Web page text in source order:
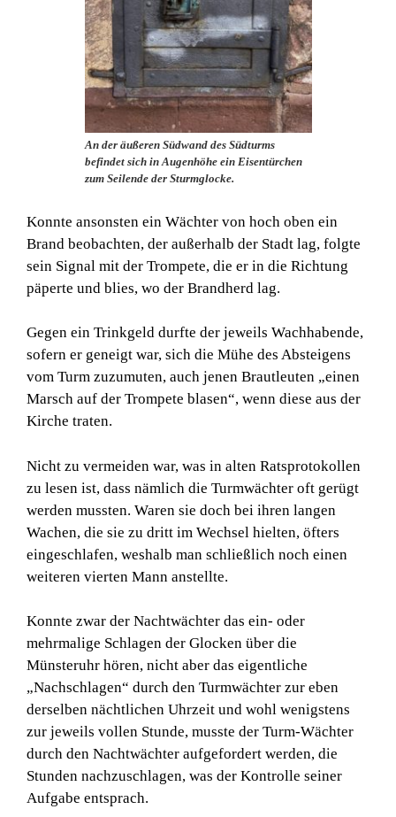
An der äußeren Südwand des Südturms
befindet sich in Augenhöhe ein Eisentürchen
zum Seilende der Sturmglocke.
Konnte ansonsten ein Wächter von hoch oben ein
Brand beobachten, der außerhalb der Stadt lag, folgte
sein Signal mit der Trompete, die er in die Richtung
päperte und blies, wo der Brandherd lag.
Gegen ein Trinkgeld durfte der jeweils Wachhabende,
sofern er geneigt war, sich die Mühe des Absteigens
vom Turm zuzumuten, auch jenen Brautleuten „einen
Marsch auf der Trompete blasen“, wenn diese aus der
Kirche traten.
Nicht zu vermeiden war, was in alten Ratsprotokollen
zu lesen ist, dass nämlich die Turmwächter oft gerügt
werden mussten. Waren sie doch bei ihren langen
Wachen, die sie zu dritt im Wechsel hielten, öfters
eingeschlafen, weshalb man schließlich noch einen
weiteren vierten Mann anstellte.
Konnte zwar der Nachtwächter das ein- oder
mehrmalige Schlagen der Glocken über die
Münsteruhr hören, nicht aber das eigentliche
„Nachschlagen“ durch den Turmwächter zur eben
derselben nächtlichen Uhrzeit und wohl wenigstens
zur jeweils vollen Stunde, musste der Turm-Wächter
durch den Nachtwächter aufgefordert werden, die
Stunden nachzuschlagen, was der Kontrolle seiner
Aufgabe entsprach.